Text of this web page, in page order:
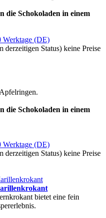
die Schokoladen in einem
Werktage (DE)
derzeitigen Status) keine Preise
die Schokoladen in einem
Werktage (DE)
derzeitigen Status) keine Preise
bietet eine fein